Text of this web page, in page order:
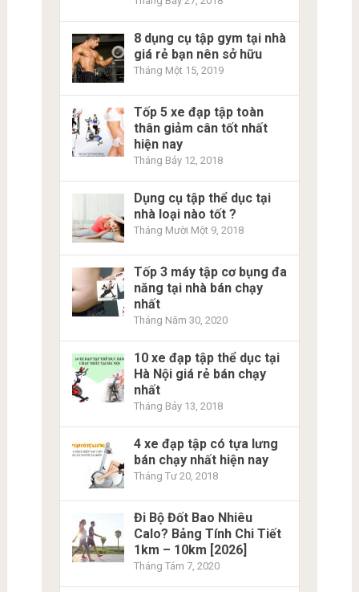
8 dụng cụ tập gym tại nhà
giá rẻ bạn nên sở hữu
Tháng Một 15, 2019
Tốp 5 xe đạp tập toàn
thân giảm cân tốt nhất
hiện nay
Tháng Bảy 12, 2018
Dụng cụ tập thể dục tại
nhà loại nào tốt ?
Tháng Mười Một 9, 2018
Tốp 3 máy tập cơ bụng đa
năng tại nhà bán chạy
nhất
Tháng Năm 30, 2020
10 xe đạp tập thể dục tại
Hà Nội giá rẻ bán chạy
nhất
Tháng Bảy 13, 2018
4 xe đạp tập có tựa lưng
bán chạy nhất hiện nay
Tháng Tư 20, 2018
Đi Bộ Đốt Bao Nhiêu
Calo? Bảng Tính Chi Tiết
1km – 10km [2026]
Tháng Tám 7, 2020